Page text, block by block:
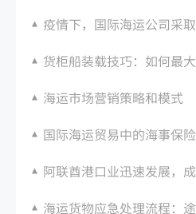
疫情下，国际海运公司采
货柜船装载技巧：如何最
海运市场营销策略和模式
国际海运贸易中的海事保
阿联酋港口业迅速发展，成为
海运货物应急处理流程：